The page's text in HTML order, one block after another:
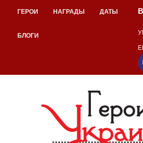
ГЕРОИ НАГРАДЫ ДАТЫ
БЛОГИ